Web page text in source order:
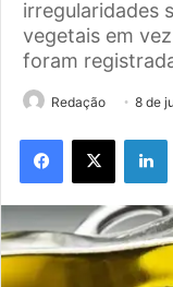
irregularidades
vegetais em
foram
Redação 8 de
Facebook
X